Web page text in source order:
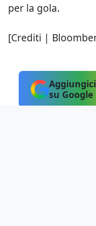
per la gola.
[Crediti |
su Google